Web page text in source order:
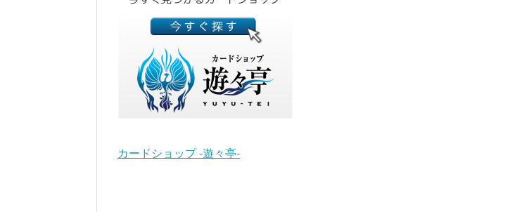
カードショップ -遊々亭-